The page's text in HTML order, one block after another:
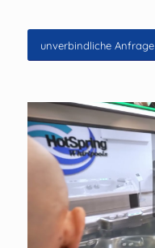
unverbindliche Anfrage